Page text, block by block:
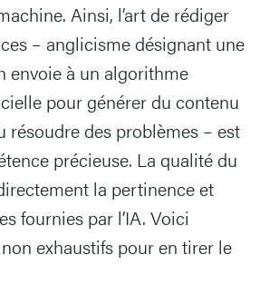
Ainsi, l’art de rédiger
– anglicisme désignant une
envoie à un algorithme
pour générer du contenu
résoudre des problèmes – est
précieuse. La qualité du
la pertinence et
fournies par l’IA. Voici
exhaustifs pour en tirer le